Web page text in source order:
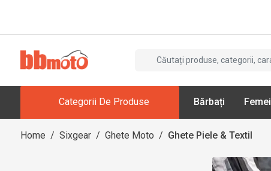
Categorii De Produse Bărbați Femei
Home / Sixgear / Ghete Moto / Ghete Piele & Textil